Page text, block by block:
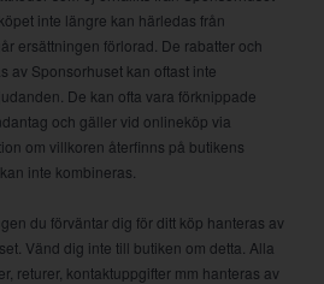
inte längre kan härledas från
ersättningen förlorad. De rabatter och
av Sponsorhuset kan oftast inte
De kan ofta vara förknippade
och gäller vid onlineköp via
om villkoren återfinns på butikens
inte kombineras.
du förväntar dig för ditt köp hanteras av
Vänd dig inte till butiken om detta. Alla
returer, kontaktuppgifter mm hanteras av